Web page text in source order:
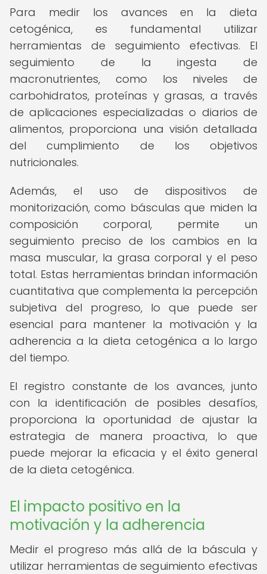
Para medir los avances en la dieta
cetogénica, es fundamental utilizar
herramientas de seguimiento efectivas. El
seguimiento de la ingesta de
macronutrientes, como los niveles de
carbohidratos, proteínas y grasas, a través
de aplicaciones especializadas o diarios de
alimentos, proporciona una visión detallada
del cumplimiento de los objetivos
nutricionales.
Además, el uso de dispositivos de
monitorización, como básculas que miden la
composición corporal, permite un
seguimiento preciso de los cambios en la
masa muscular, la grasa corporal y el peso
total. Estas herramientas brindan información
cuantitativa que complementa la percepción
subjetiva del progreso, lo que puede ser
esencial para mantener la motivación y la
adherencia a la dieta cetogénica a lo largo
del tiempo.
El registro constante de los avances, junto
con la identificación de posibles desafíos,
proporciona la oportunidad de ajustar la
estrategia de manera proactiva, lo que
puede mejorar la eficacia y el éxito general
de la dieta cetogénica.
El impacto positivo en la
motivación y la adherencia
Medir el progreso más allá de la báscula y
utilizar herramientas de seguimiento efectivas